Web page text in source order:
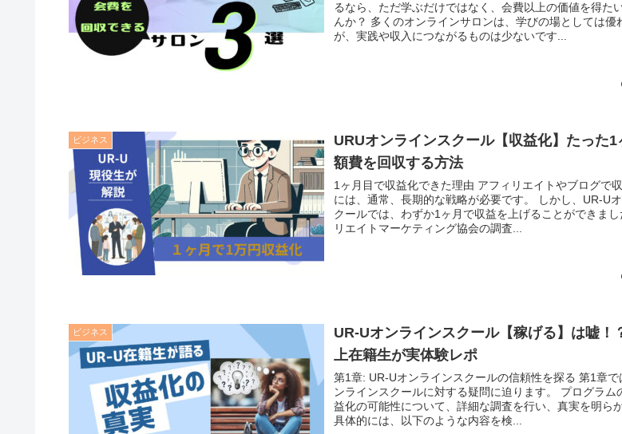
るなら、ただ学ぶだけではなく、会費以上の価値を得た
んか？ 多くのオンラインサロンは、学びの場としては優
が、実践や収入につながるものは少ないです...
ビジネス
URUオンラインスクール【収益化】たった1
額費を回収する方法
1ヶ月目で収益化できた理由 アフィリエイトやブログで
には、通常、長期的な戦略が必要です。 しかし、UR-U
クールでは、わずか1ヶ月で収益を上げることができまし
リエイトマーケティング協会の調査...
ビジネス
UR-Uオンラインスクール【稼げる】は嘘！
上在籍生が実体験レポ
第1章: UR-Uオンラインスクールの信頼性を探る 第1章で
ンラインスクールに対する疑問に迫ります。 プログラム
益化の可能性について、詳細な調査を行い、真実を明ら
具体的には、以下のような内容を検...